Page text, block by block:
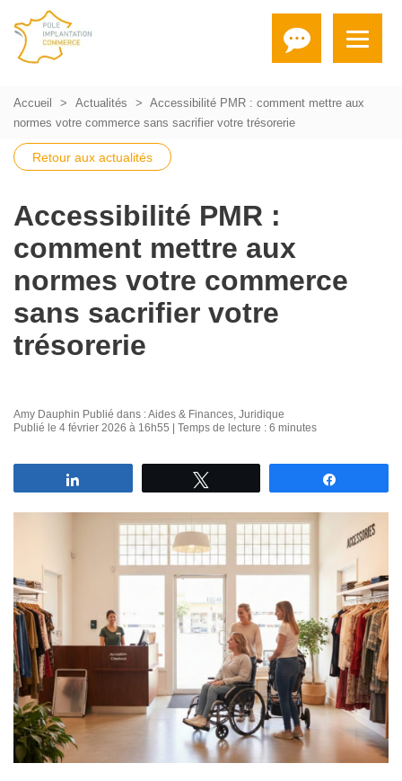
Accueil Actualités
Accessibilité PMR : comment mettre aux
normes votre commerce sans sacrifier votre trésorerie
Retour aux actualités
Accessibilité PMR :
comment mettre aux
normes votre commerce
sans sacrifier votre
trésorerie
Amy Dauphin Publié dans :Aides & Finances, Juridique
Publié le 4 février 2026 à 16h55 | Temps de lecture : 6 minutes